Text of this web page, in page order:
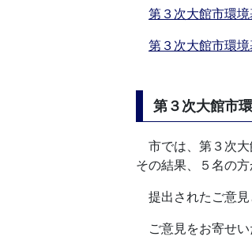
第３次大館市環
第３次大館市環
第３次大館市
市では、第３次大
その結果、５名の
提出されたご意見
ご意見をお寄せい